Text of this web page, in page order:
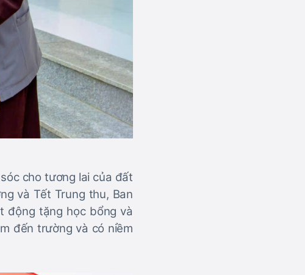
cho tương lai của đất
và Tết Trung thu, Ban
động tặng học bổng và
đến trường và có niềm